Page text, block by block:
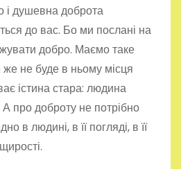
і душевна доброта
до вас. Бо ми послані на
добро. Маємо таке
же не буде в ньому місця
істина стара: людина
про доброту не потрібно
в людині, в її погляді, в її